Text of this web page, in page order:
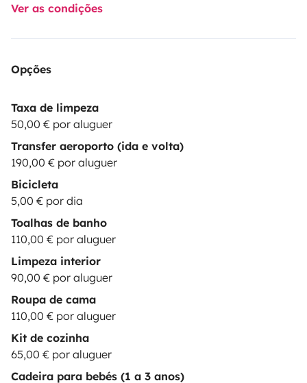
Ver as condições
Opções
Taxa de limpeza
50,00 € por aluguer
Transfer aeroporto (ida e volta)
190,00 € por aluguer
Bicicleta
5,00 € por dia
Toalhas de banho
110,00 € por aluguer
Limpeza interior
90,00 € por aluguer
Roupa de cama
110,00 € por aluguer
Kit de cozinha
65,00 € por aluguer
Cadeira para bebés (1 a 3 anos)